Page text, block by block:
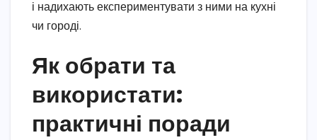
і надихають експериментувати з ними на кухні
чи городі.
Як обрати та
використати:
практичні поради